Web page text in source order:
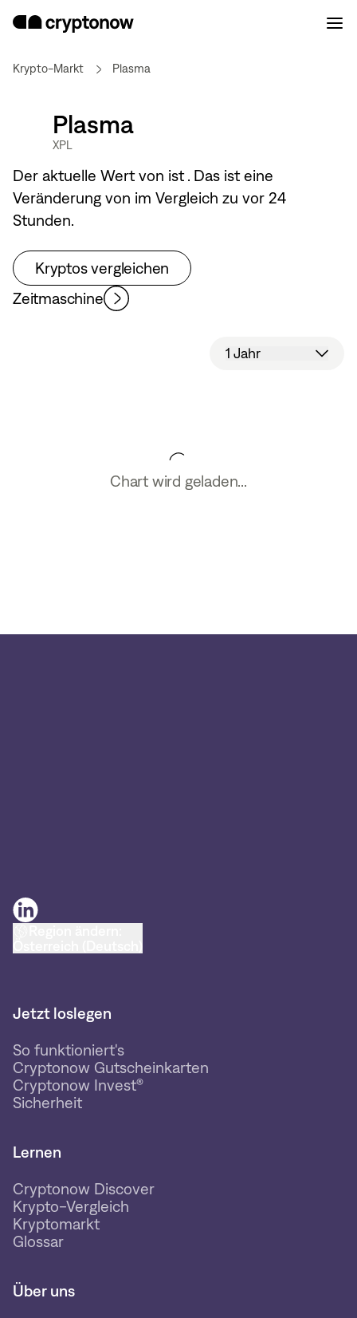
Krypto-Markt Plasma
Plasma
XPL
Der aktuelle Wert von ist. Das ist eine
Veränderung von im Vergleich zu vor 24
Stunden.
Kryptos vergleichen
Zeitmaschine
1 Jahr
Chart wird geladen...
Jetzt loslegen
So funktioniert's
Cryptonow Gutscheinkarten
Cryptonow Invest®
Sicherheit
Lernen
Cryptonow Discover
Krypto-Vergleich
Kryptomarkt
Glossar
Über uns